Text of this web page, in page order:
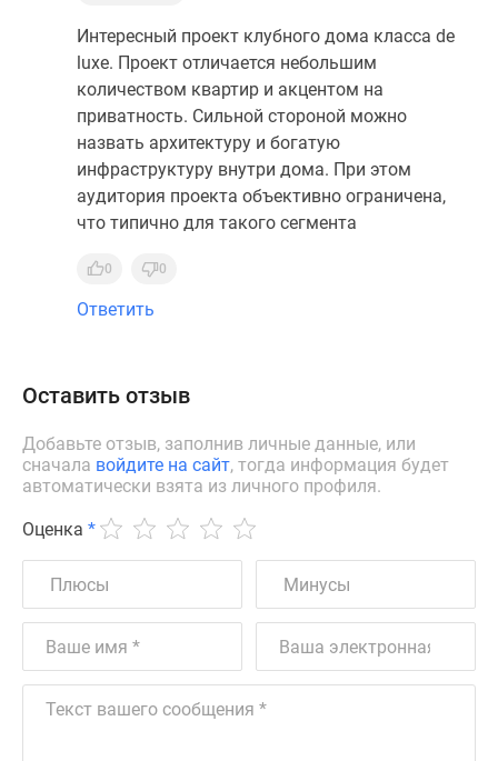
Интересный проект клубного дома класса de
luxe. Проект отличается небольшим
количеством квартир и акцентом на
приватность. Сильной стороной можно
назвать архитектуру и богатую
инфраструктуру внутри дома. При этом
аудитория проекта объективно ограничена,
что типично для такого сегмента
0 0
Ответить
Оставить отзыв
Добавьте отзыв, заполнив личные данные, или
сначала войдите на сайт, тогда информация будет
автоматически взята из личного профиля.
Оценка *